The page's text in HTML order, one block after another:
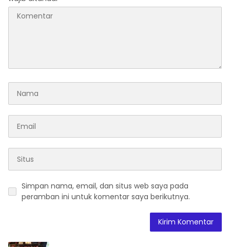
Simpan nama, email, dan situs web saya pada
peramban ini untuk komentar saya berikutnya.